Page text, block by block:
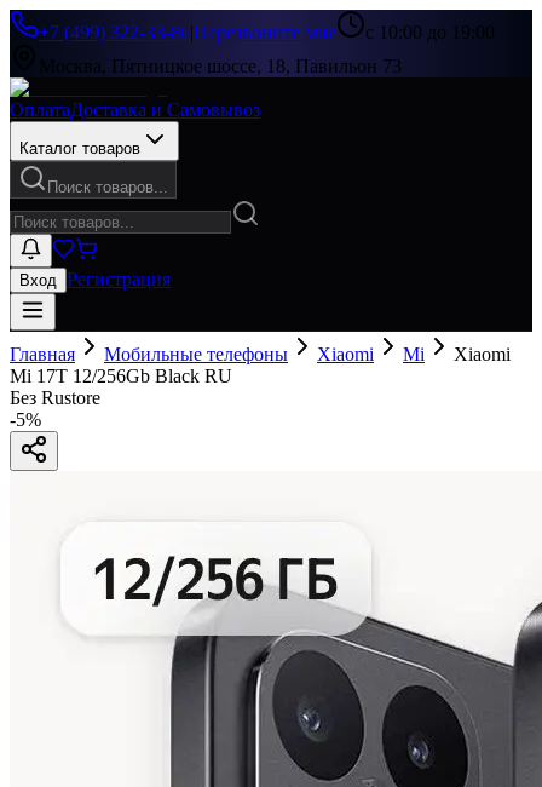
+7 (499) 322-33-86|Перезвоните мне
с 10:00 до 19:00
Москва, Пятницкое шоссе, 18, Павильон 73
ОплатаДоставка и Самовывоз
Каталог товаров
Поиск товаров...
Вход Регистрация
Главная Мобильные телефоны Xiaomi Mi
Xiaomi
Mi 17T 12/256Gb Black RU
Без Rustore
-5%